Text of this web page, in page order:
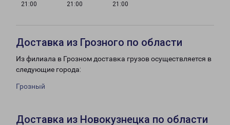
21:00
21:00
21:00
Доставка из Грозного по области
Из филиала в Грозном доставка грузов осуществляется в
следующие города:
Грозный
Доставка из Новокузнецка по области